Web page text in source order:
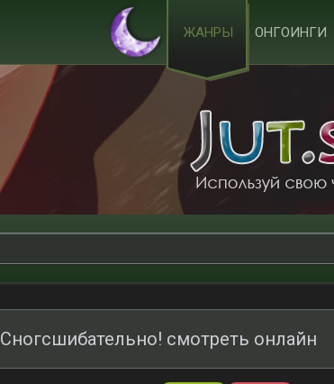
ЖАНРЫ ОНГОИНГИ
Сногсшибательно! смотреть онлайн